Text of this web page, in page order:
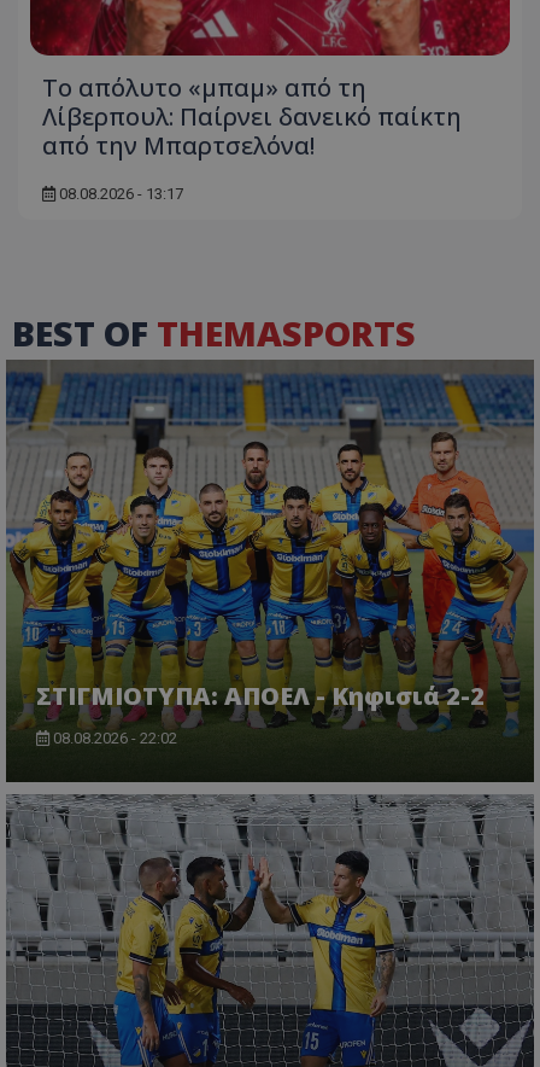
Το απόλυτο «μπαμ» από τη
Λίβερπουλ: Παίρνει δανεικό παίκτη
από την Μπαρτσελόνα!
08.08.2026 - 13:17
BEST OF THEMASPORTS
ΣΤΙΓΜΙΟΤΥΠΑ: ΑΠΟΕΛ - Κηφισιά 2-2
08.08.2026 - 22:02